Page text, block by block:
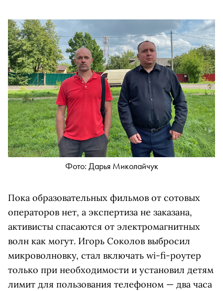
Фото: Дарья Миколайчук
Пока образовательных фильмов от сотовых
операторов нет, а экспертиза не заказана,
активисты спасаются от электромагнитных
волн как могут. Игорь Соколов выбросил
микроволновку, стал включать wi-fi-роутер
только при необходимости и установил детям
лимит для пользования телефоном — два часа